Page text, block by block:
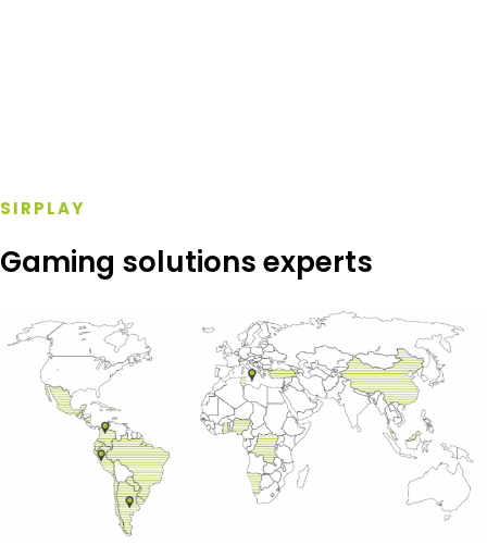
SIRPLAY
Gaming solutions experts